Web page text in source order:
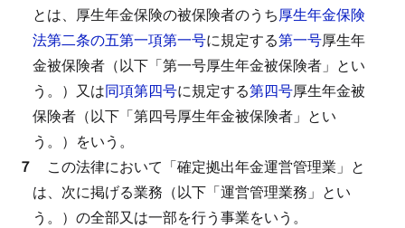
とは、厚生年金保険の被保険者のうち厚生年金保険
法第二条の五第一項第一号に規定する第一号厚生年
金被保険者（以下「第一号厚生年金被保険者」とい
う。）又は同項第四号に規定する第四号厚生年金被
保険者（以下「第四号厚生年金被保険者」とい
う。）をいう。
７ この法律において「確定拠出年金運営管理業」と
は、次に掲げる業務（以下「運営管理業務」とい
う。）の全部又は一部を行う事業をいう。